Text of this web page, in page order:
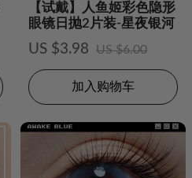
【试戴】人鱼姬彩色隐形
眼镜日抛2片装-星夜银河
US $3.98 US $6.00
加入购物车